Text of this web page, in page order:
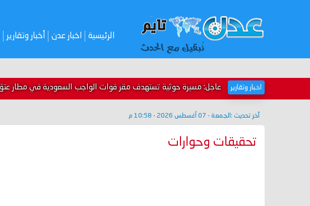
الرئيسية اخبار عدن أخبار وتقارير
اخبار وتقارير عاجل: مسيرة حوثية تستهدف مقر قوات الواجب السعودية في مطار
آخر تحديث : الجمعة - 07 أغسطس 2026 - 10:58 م
تحقيقات وحوارات